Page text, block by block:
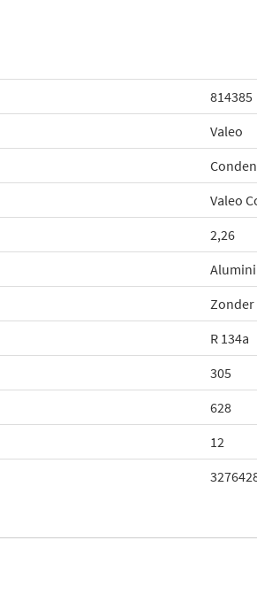
814385
Valeo
Valeo
2,26
R 134a
305
628
12